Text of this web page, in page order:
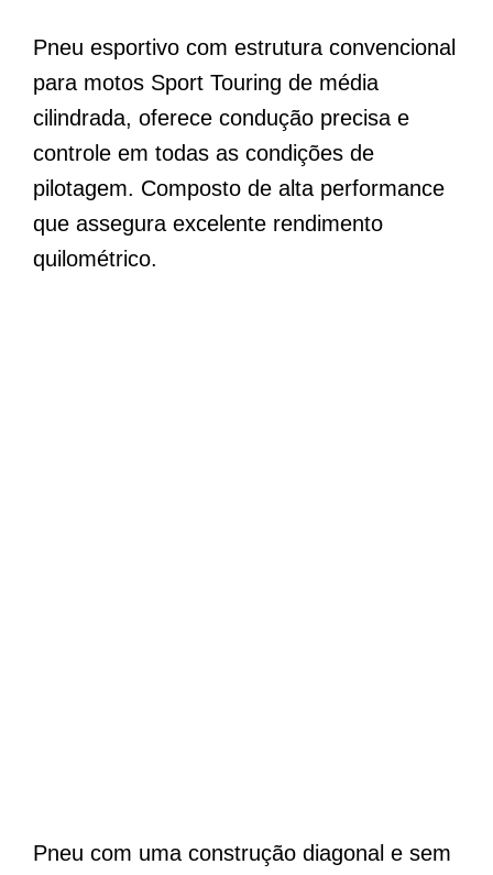
Pneu esportivo com estrutura convencional
para motos Sport Touring de média
cilindrada, oferece condução precisa e
controle em todas as condições de
pilotagem. Composto de alta performance
que assegura excelente rendimento
quilométrico.
Pneu com uma construção diagonal e sem